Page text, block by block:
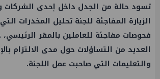
تسود حالة من الجدل داخل إحدى
الزيارة المفاجئة للجنة تحليل المخدرات
فحوصات مفاجئة للعاملين بالمقر
العديد من التساؤلات حول مدى الالتزام
والتعليمات التي صاحبت عمل اللجنة.